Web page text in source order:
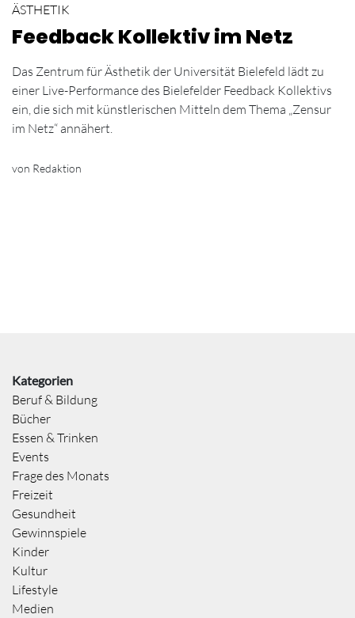
ÄSTHETIK
Feedback Kollektiv im Netz
Das Zentrum für Ästhetik der Universität Bielefeld lädt zu
einer Live-Performance des Bielefelder Feedback Kollektivs
ein, die sich mit künstlerischen Mitteln dem Thema „Zensur
im Netz“ annähert.
von Redaktion
Kategorien
Beruf & Bildung
Bücher
Essen & Trinken
Events
Frage des Monats
Freizeit
Gesundheit
Gewinnspiele
Kinder
Kultur
Lifestyle
Medien